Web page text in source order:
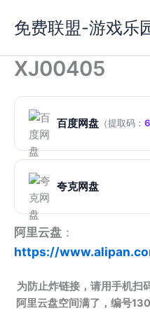
容
免费联盟-游戏乐
XJ00405
百度网盘 （提取码：
夸克网盘
阿里云盘 ：
https://
为防止炸链接，请用手机扫
阿里云盘空间满了，编号